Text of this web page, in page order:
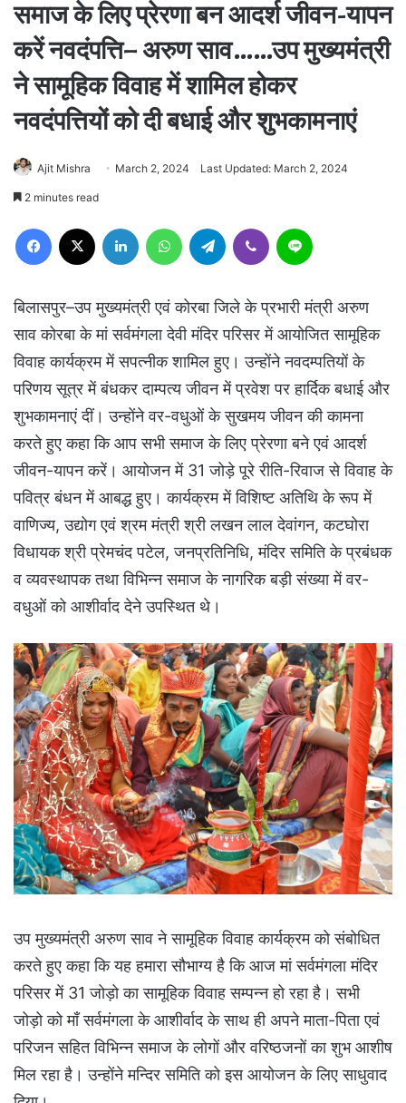
समाज के लिए प्रेरणा बन आदर्श जीवन-यापन
करें नवदंपत्ति– अरुण साव……उप मुख्यमंत्री
ने सामूहिक विवाह में शामिल होकर
नवदंपत्तियों को दी बधाई और शुभकामनाएं
Ajit Mishra March 2, 2024 Last Updated: March 2, 2024
2 minutes read
Facebook LinkedIn WhatsAppTelegram Viber
बिलासपुर–उप मुख्यमंत्री एवं कोरबा जिले के प्रभारी मंत्री अरुण
साव कोरबा के मां सर्वमंगला देवी मंदिर परिसर में आयोजित सामूहिक
विवाह कार्यक्रम में सपत्नीक शामिल हुए। उन्होंने नवदम्पतियों के
परिणय सूत्र में बंधकर दाम्पत्य जीवन में प्रवेश पर हार्दिक बधाई और
शुभकामनाएं दीं। उन्होंने वर-वधुओं के सुखमय जीवन की कामना
करते हुए कहा कि आप सभी समाज के लिए प्रेरणा बने एवं आदर्श
जीवन-यापन करें। आयोजन में 31 जोड़े पूरे रीति-रिवाज से विवाह के
पवित्र बंधन में आबद्ध हुए। कार्यक्रम में विशिष्ट अतिथि के रूप में
वाणिज्य, उद्योग एवं श्रम मंत्री श्री लखन लाल देवांगन, कटघोरा
विधायक श्री प्रेमचंद पटेल, जनप्रतिनिधि, मंदिर समिति के प्रबंधक
व व्यवस्थापक तथा विभिन्न समाज के नागरिक बड़ी संख्या में वर-
वधुओं को आशीर्वाद देने उपस्थित थे।
उप मुख्यमंत्री अरुण साव ने सामूहिक विवाह कार्यक्रम को संबोधित
करते हुए कहा कि यह हमारा सौभाग्य है कि आज मां सर्वमंगला मंदिर
परिसर में 31 जोड़ो का सामूहिक विवाह सम्पन्न हो रहा है। सभी
जोड़ो को माँ सर्वमंगला के आशीर्वाद के साथ ही अपने माता-पिता एवं
परिजन सहित विभिन्न समाज के लोगों और वरिष्ठजनों का शुभ आशीष
मिल रहा है। उन्होंने मन्दिर समिति को इस आयोजन के लिए साधुवाद